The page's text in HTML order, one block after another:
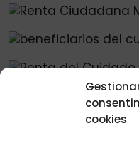
cookies
Consulta
hogar lo reciben en